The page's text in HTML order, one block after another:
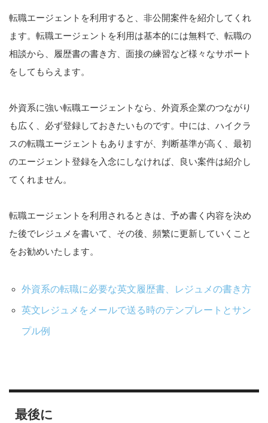
転職エージェントを利用すると、非公開案件を紹介してくれ
ます。転職エージェントを利用は基本的には無料で、転職の
相談から、履歴書の書き方、面接の練習など様々なサポート
をしてもらえます。
外資系に強い転職エージェントなら、外資系企業のつながり
も広く、必ず登録しておきたいものです。中には、ハイクラ
スの転職エージェントもありますが、判断基準が高く、最初
のエージェント登録を入念にしなければ、良い案件は紹介し
てくれません。
転職エージェントを利用されるときは、予め書く内容を決め
た後でレジュメを書いて、その後、頻繁に更新していくこと
をお勧めいたします。
外資系の転職に必要な英文履歴書、レジュメの書き方
英文レジュメをメールで送る時のテンプレートとサン
プル例
最後に